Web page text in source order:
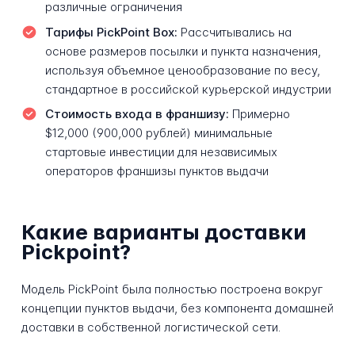
различные ограничения
Тарифы PickPoint Box: Рассчитывались на
основе размеров посылки и пункта назначения,
используя объемное ценообразование по весу,
стандартное в российской курьерской индустрии
Стоимость входа в франшизу: Примерно
$12,000 (900,000 рублей) минимальные
стартовые инвестиции для независимых
операторов франшизы пунктов выдачи
Какие варианты доставки
Pickpoint?
Модель PickPoint была полностью построена вокруг
концепции пунктов выдачи, без компонента домашней
доставки в собственной логистической сети.